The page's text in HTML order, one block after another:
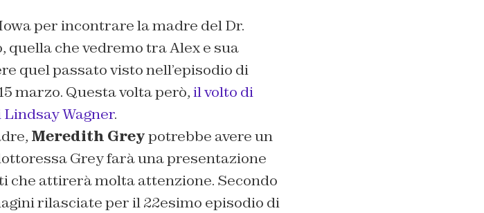
per incontrare la madre del Dr.
quella che vedremo tra Alex e sua
quel passato visto nell’episodio di
marzo. Questa volta però,il volto di
Wagner.
Meredith Greypotrebbe avere un
Grey farà una presentazione
che attirerà molta attenzione. Secondo
rilasciate per il 22esimo episodio di